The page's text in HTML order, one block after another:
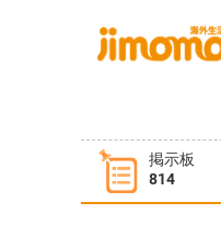
掲示板
814
タウン情報